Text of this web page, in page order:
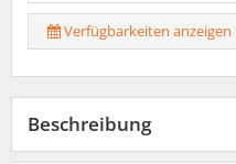
Verfügbarkeiten anzeigen
Beschreibung